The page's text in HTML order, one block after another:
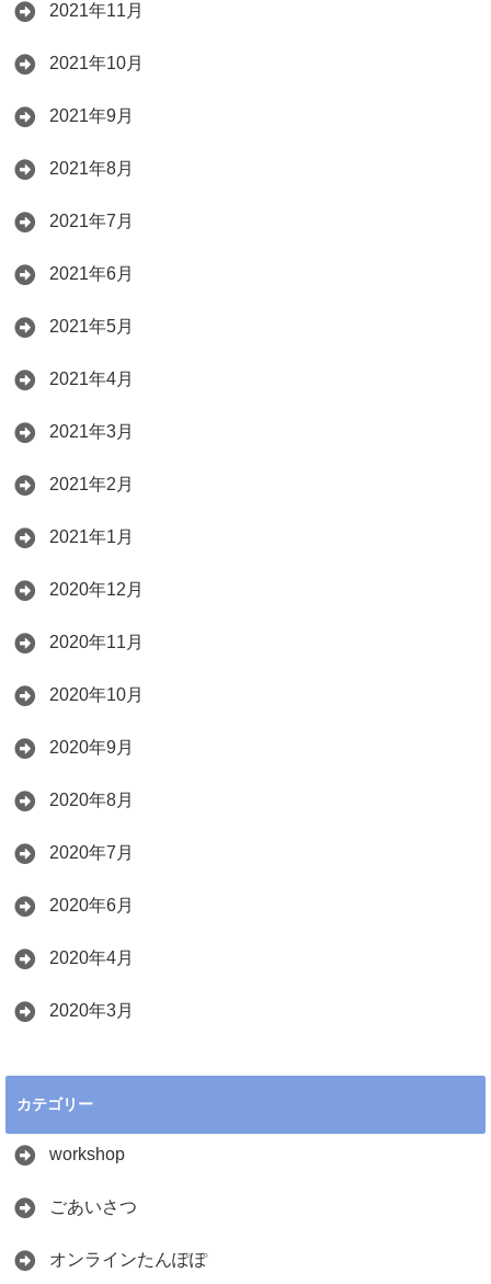
2021年11月
2021年10月
2021年9月
2021年8月
2021年7月
2021年6月
2021年5月
2021年4月
2021年3月
2021年2月
2021年1月
2020年12月
2020年11月
2020年10月
2020年9月
2020年8月
2020年7月
2020年6月
2020年4月
2020年3月
カテゴリー
workshop
ごあいさつ
オンラインたんぽぽ